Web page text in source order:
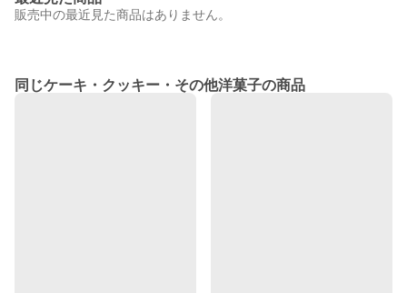
販売中の最近見た商品はありません。
同じケーキ・クッキー・その他洋菓子の商品